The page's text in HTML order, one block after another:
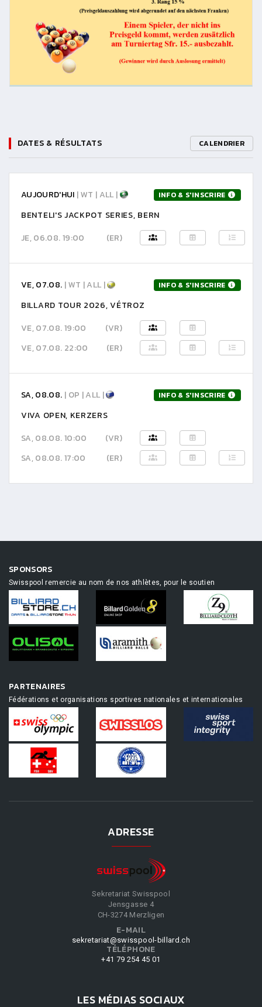
DATES & RÉSULTATS CALENDRIER
AUJOURD'HUI | WT | ALL | INFO & S'INSCRIRE
BENTELI'S JACKPOT SERIES, BERN
JE, 06.08. 19:00
(ER)
VE, 07.08. | WT | ALL | INFO & S'INSCRIRE
BILLARD TOUR 2026, VÉTROZ
VE, 07.08. 19:00
(VR)
VE, 07.08. 22:00
(ER)
SA, 08.08. | OP | ALL | INFO & S'INSCRIRE
VIVA OPEN, KERZERS
SA, 08.08. 10:00
(VR)
SA, 08.08. 17:00
(ER)
SPONSORS
Swisspool remercie au nom de nos athlètes, pour le soutien
PARTENAIRES
Fédérations et organisations sportives nationales et internationales
ADRESSE
Sekretariat Swisspool
Jensgasse 4
CH-3274 Merzligen
E-MAIL
sekretariat@swisspool-billard.ch
TÉLÉPHONE
+41 79 254 45 01
LES MÉDIAS SOCIAUX